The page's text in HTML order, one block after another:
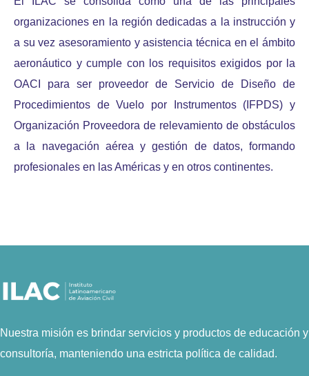
organizaciones en la región dedicadas a la instrucción y
a su vez asesoramiento y asistencia técnica en el ámbito
aeronáutico y cumple con los requisitos exigidos por la
OACI para ser proveedor de Servicio de Diseño de
Procedimientos de Vuelo por Instrumentos (IFPDS) y
Organización Proveedora de relevamiento de obstáculos
a la navegación aérea y gestión de datos, formando
profesionales en las Américas y en otros continentes.
Nuestra misión es brindar servicios y productos de educación y
consultoría, manteniendo una estricta política de calidad.